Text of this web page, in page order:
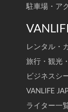
駐車場・ア
レンタル・
旅行・観光
ビジネスシ
VANLIFE
ライター一